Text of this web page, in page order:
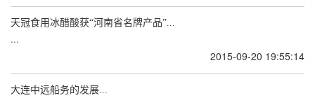
天冠食用冰醋酸获“河南省名牌产品”...
...
2015-09-20 19:55:14
大连中远船务的发展...